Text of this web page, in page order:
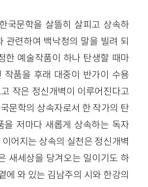
국문학을 살뜰히 살피고 상속하
관련하여 백낙청의 말을 빌려 되
한 예술작품이 하나 탄생할 때마
품을 후래 대중이 반가이 수용
작은 정신개벽이 이루어진다고
문학의 상속자로서 한 작가의 탄
을 저마다 새롭게 상속하는 독자
어지는 상속의 실천은 정신개벽
새세상을 당겨오는 일이기도 하
에 와 있는 김남주의 시와 한강의